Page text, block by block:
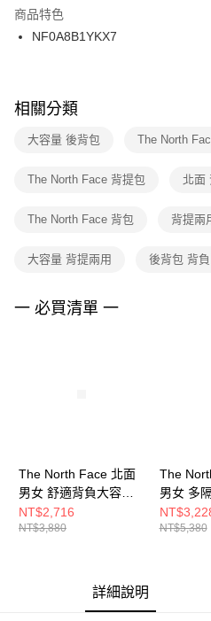
２．訂單成立數日內，您將收到繳費通知
３．收到繳費通知簡訊後14天內，點擊
ATM／網路銀行／等多元方式進行付款
※ 交易是否成功請以「AFTEE先享後付
是否繳費成功／繳費後需取消欲退款等
客戶支援中心」https://
１．透過由恩沛科技股份有限公司提供
權轉讓予恩沛科技股份有限公司。
３．未成年的使用者請事先徵得法定代
４．使用「AFTEE先享後付」時，將依
付款後門市自取
每筆NT$100，滿NT$1,500(含以上)
商品特色
NF0A8B1YKX7
相關分類
大容量 後背包 The North
The North Face 背提包 北面
The North Face 背包 背提兩
大容量 背提兩用 後背包 背負
一 必買清單 一
The North Face 北面
男女 舒適背負大容量
背提兩用後背包
NF0A8B1Y1I4
NT$2,716
NT$3,880
The
男女 多
後背包
NT$5,380
詳細說明